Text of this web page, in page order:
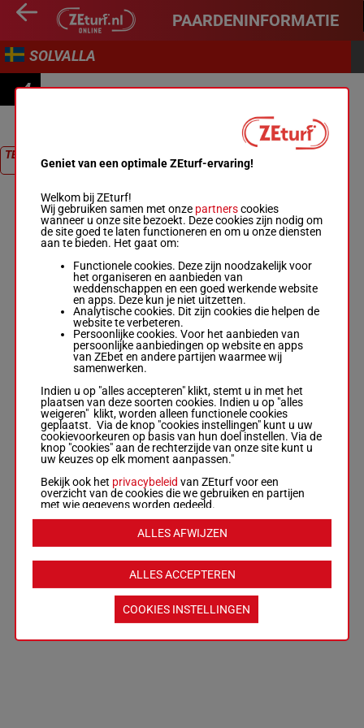
PAARDENINFORMATIE
SOLVALLA
4
TERUG NAAR
RACEGeniet van een optimale ZEturf-ervaring!
Welkom bij ZEturf!
Wij gebruiken samen met onze partnerscookies
wanneer u onze site bezoekt. Deze cookies zijn nodig om
de site goed te laten functioneren en om u onze diensten
aan te bieden. Het gaat om:
Functionele cookies. Deze zijn noodzakelijk voor
het organiseren en aanbieden van
weddenschappen en een goed werkende website
en apps. Deze kun je niet uitzetten.
Analytische cookies. Dit zijn cookies die helpen de
website te verbeteren.
Persoonlijke cookies. Voor het aanbieden van
persoonlijke aanbiedingen op website en apps
van ZEbet en andere partijen waarmee wij
samenwerken.
Indien u op "alles accepteren" klikt, stemt u in met het
plaatsen van deze soorten cookies. Indien u op "alles
weigeren" klikt, worden alleen functionele cookies
geplaatst. Via de knop "cookies instellingen" kunt u uw
cookievoorkeuren op basis van hun doel instellen. Via de
knop "cookies" aan de rechterzijde van onze site kunt u
uw keuzes op elk moment aanpassen."
Bekijk ook het privacybeleid van ZEturf voor een
overzicht van de cookies die we gebruiken en partijen
met wie gegevens worden gedeeld.
ALLES ACCEPTEREN
ALLES AFWIJZEN
COOKIES INSTELLINGEN